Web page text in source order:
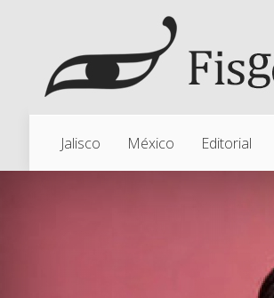
Jalisco México Editorial